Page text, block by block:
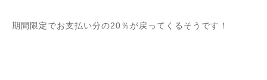
期間限定でお支払い分の20％が戻ってくるそうです！